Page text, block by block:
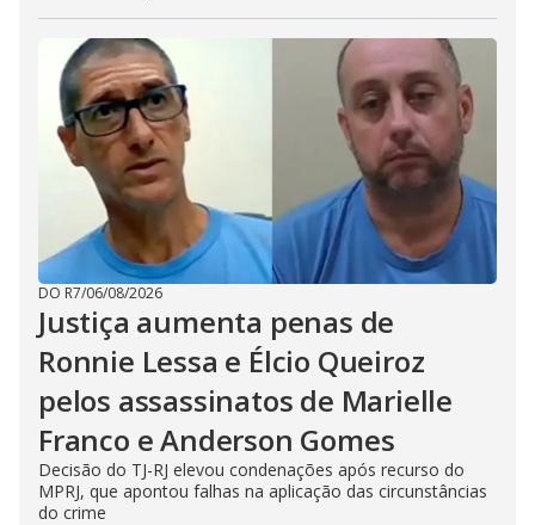
DO R7/06/08/2026
Justiça aumenta penas de
Ronnie Lessa e Élcio Queiroz
pelos assassinatos de Marielle
Franco e Anderson Gomes
Decisão do TJ-RJ elevou condenações após recurso do
MPRJ, que apontou falhas na aplicação das circunstâncias
do crime